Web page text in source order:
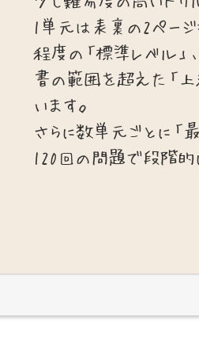
1単元は表裏の2ペー
程度の「標準レベル」
書の範囲を超えた「上
います。
さらに数単元ごとに「
120回の問題で段階的